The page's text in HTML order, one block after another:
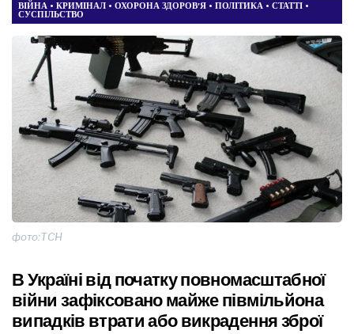
ВІЙНА • КРИМІНАЛ • ОХОРОНА ЗДОРОВ’Я • ПОЛІТИКА • СТАТТІ •
СУСПІЛЬСТВО
фото:ТСН
В Україні від початку повномасштабної
війни зафіксовано майже півмільйона
випадків втрати або викрадення зброї